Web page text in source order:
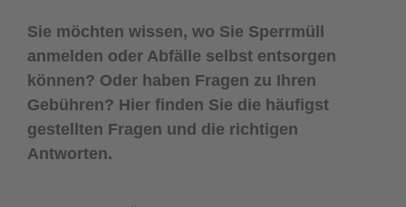
Sie möchten wissen, wo Sie Sperrmüll
anmelden oder Abfälle selbst entsorgen
können? Oder haben Fragen zu Ihren
Gebühren? Hier finden Sie die häufigst
gestellten Fragen und die richtigen
Antworten.